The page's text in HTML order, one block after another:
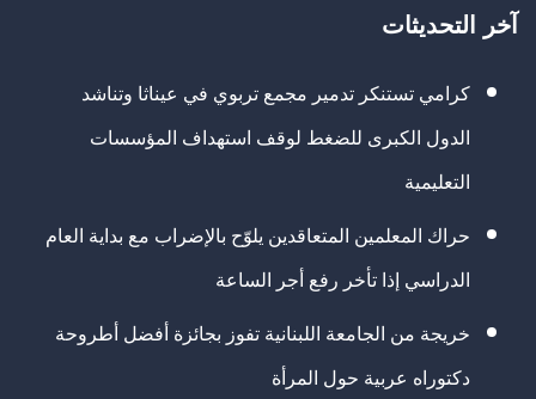
آخر التحديثات
كرامي تستنكر تدمير مجمع تربوي في عيناثا وتناشد
الدول الكبرى للضغط لوقف استهداف المؤسسات
التعليمية
حراك المعلمين المتعاقدين يلوّح بالإضراب مع بداية العام
الدراسي إذا تأخر رفع أجر الساعة
خريجة من الجامعة اللبنانية تفوز بجائزة أفضل أطروحة
دكتوراه عربية حول المرأة